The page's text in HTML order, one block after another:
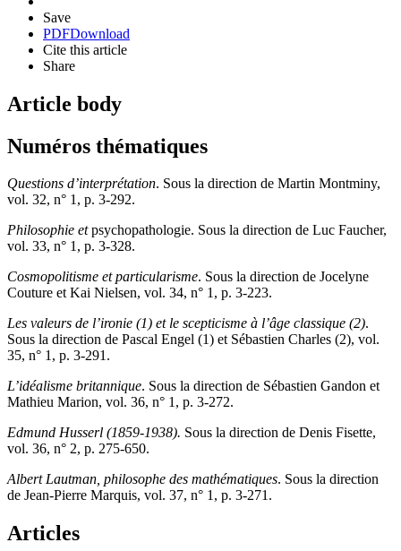
Save
PDFDownload
Cite this article
Share
Article body
Numéros thématiques
Questions d’interprétation. Sous la direction de Martin Montminy,
vol. 32, n° 1, p. 3-292.
Philosophie etpsychopathologie. Sous la direction de Luc Faucher,
vol. 33, n° 1, p. 3-328.
Cosmopolitisme et particularisme. Sous la direction de Jocelyne
Couture et Kai Nielsen, vol. 34, n° 1, p. 3-223.
Les valeurs de l’ironie (1) et le scepticisme à l’âge classique (2).
Sous la direction de Pascal Engel (1) et Sébastien Charles (2), vol.
35, n° 1, p. 3-291.
L’idéalisme britannique. Sous la direction de Sébastien Gandon et
Mathieu Marion, vol. 36, n° 1, p. 3-272.
Edmund Husserl (1859-1938). Sous la direction de Denis Fisette,
vol. 36, n° 2, p. 275-650.
Albert Lautman, philosophe des mathématiques. Sous la direction
de Jean-Pierre Marquis, vol. 37, n° 1, p. 3-271.
Articles